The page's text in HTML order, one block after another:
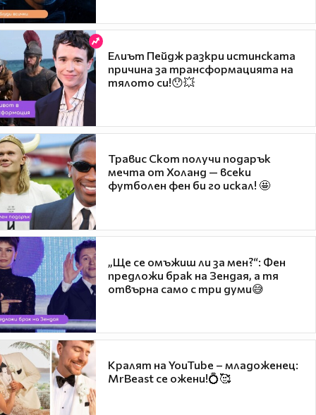
Елиът Пейдж разкри истинската
причина за трансформацията на
тялото си!😯💥
Травис Скот получи подарък
мечта от Холанд — всеки
футболен фен би го искал! 🤩
„Ще се омъжиш ли за мен?“: Фен
предложи брак на Зендая, а тя
отвърна само с три думи😅
Кралят на YouTube – младоженец:
MrBeast се ожени!💍🥰